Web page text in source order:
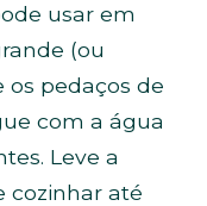
usar em
(ou
os pedaços de
com a água
Leve a
cozinhar até